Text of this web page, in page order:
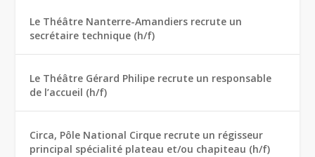
Le Théâtre Nanterre-Amandiers recrute un
secrétaire technique (h/f)
Le Théâtre Gérard Philipe recrute un responsable
de l’accueil (h/f)
Circa, Pôle National Cirque recrute un régisseur
principal spécialité plateau et/ou chapiteau (h/f)